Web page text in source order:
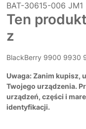
BAT-30615-006 JM1
Ten
z
BlackBerry 9900 9930
Uwaga: Zanim kupisz,
Twojego urządzenia.
urządzeń, części i
identyfikacji.